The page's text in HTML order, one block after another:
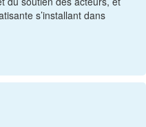
s’installant dans